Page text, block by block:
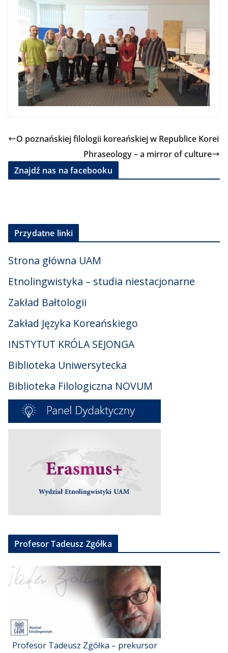
O poznańskiej filologii koreańskiej w Republice Korei
Phraseology – a mirror of culture
Znajdź nas na facebooku
Przydatne linki
Strona główna UAM
Etnolingwistyka – studia niestacjonarne
Zakład Bałtologii
Zakład Języka Koreańskiego
INSTYTUT KRÓLA SEJONGA
Biblioteka Uniwersytecka
Biblioteka Filologiczna NOVUM
Profesor Tadeusz Zgółka
Profesor Tadeusz Zgółka – prekursor